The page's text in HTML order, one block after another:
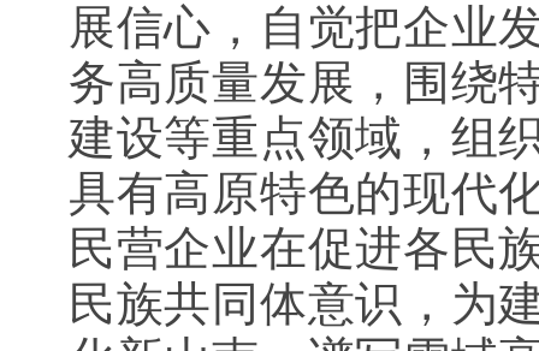
展信心，自觉把企业
务高质量发展，围绕
建设等重点领域，组
具有高原特色的现代
民营企业在促进各民
民族共同体意识，为